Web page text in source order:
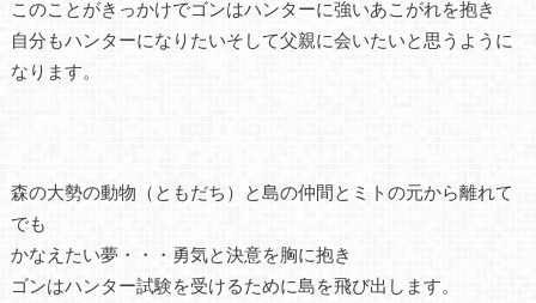
このことがきっかけでゴンはハンターに強いあこがれを抱き
自分もハンターになりたいそして父親に会いたいと思うように
なります。
森の大勢の動物（ともだち）と島の仲間とミトの元から離れて
でも
かなえたい夢・・・勇気と決意を胸に抱き
ゴンはハンター試験を受けるために島を飛び出します。